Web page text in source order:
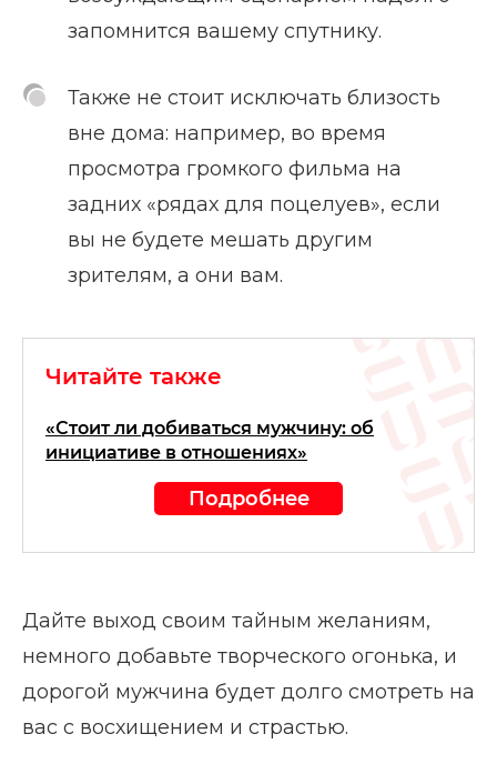
запомнится вашему спутнику.
Также не стоит исключать близость
вне дома: например, во время
просмотра громкого фильма на
задних «рядах для поцелуев», если
вы не будете мешать другим
зрителям, а они вам.
Читайте также
«Стоит ли добиваться мужчину: об
инициативе в отношениях»
Подробнее
Дайте выход своим тайным желаниям,
немного добавьте творческого огонька, и
дорогой мужчина будет долго смотреть на
вас с восхищением и страстью.